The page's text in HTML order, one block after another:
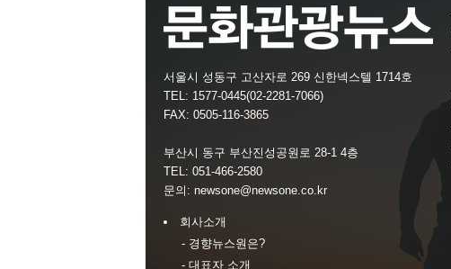
서울시 성동구 고산자로 269 신한넥스텔 1714호
TEL: 1577-0445(02-2281-7066)
FAX: 0505-116-3865
부산시 동구 부산진성공원로 28-1 4층
TEL: 051-466-2580
문의: newsone@newsone.co.kr
회사소개
- 경향뉴스원은?
- 대표자 소개